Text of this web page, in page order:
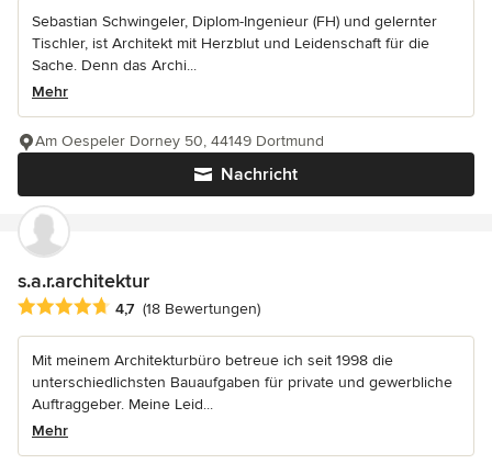
Sebastian Schwingeler, Diplom-Ingenieur (FH) und gelernter
Tischler, ist Architekt mit Herzblut und Leidenschaft für die
Sache. Denn das Archi...
Mehr
Nachricht
Am Oespeler Dorney 50, 44149 Dortmund
s.a.r.architektur
Durchschnittliche Bewertung: 4.7 von 5 Sternen
4,7 (18 Bewertungen)
Mit meinem Architekturbüro betreue ich seit 1998 die
unterschiedlichsten Bauaufgaben für private und gewerbliche
Auftraggeber. Meine Leid...
Mehr